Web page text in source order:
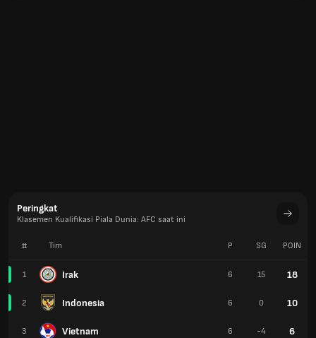
Peringkat
Klasemen Kualifikasi Piala Dunia: AFC saat ini
# Tim
1 Irak
2 Indonesia
3 Vietnam
P SG POIN
6 15 18
6 0 10
6 -4 6